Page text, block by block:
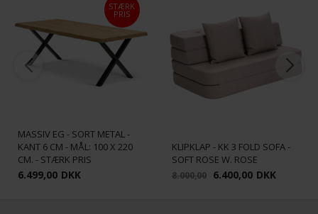
STÆRK
PRIS
MASSIV EG - SORT METAL -
KANT 6 CM - MÅL: 100 X 220
CM. - STÆRK PRIS
6.499,00 DKK
KLIPKLAP - KK 3 FOLD SOFA -
SOFT ROSE W. ROSE
8.000,00 6.400,00 DKK